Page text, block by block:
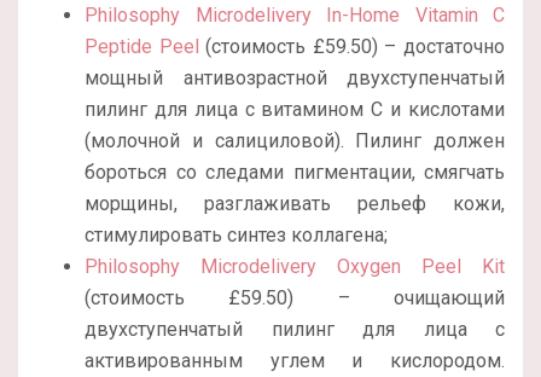
Philosophy Microdelivery In-Home Vitamin C
Peptide Peel (стоимость £59.50) – достаточно
мощный антивозрастной двухступенчатый
пилинг для лица с витамином С и кислотами
(молочной и салициловой). Пилинг должен
бороться со следами пигментации, смягчать
морщины, разглаживать рельеф кожи,
стимулировать синтез коллагена;
Philosophy Microdelivery Oxygen Peel Kit
(стоимость £59.50) – очищающий
двухступенчатый пилинг для лица с
активированным углем и кислородом.